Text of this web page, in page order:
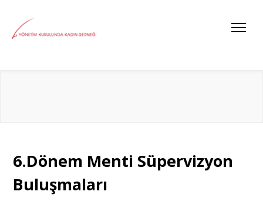
6.Dönem Menti Süpervizyon
Buluşmaları